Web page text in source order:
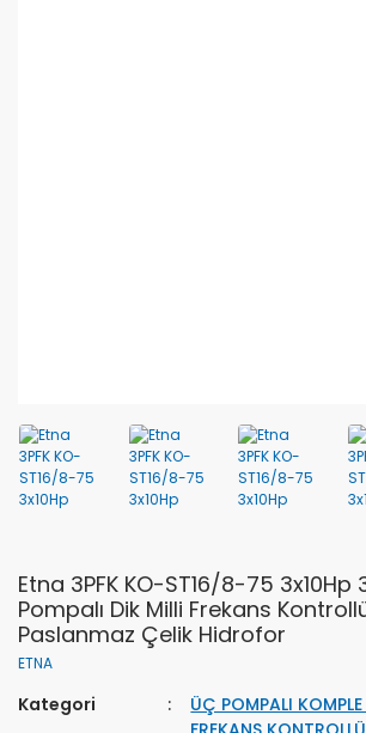
Etna 3PFK KO-ST16/8-75 3x10Hp
Pompalı Dik Milli Frekans
Paslanmaz Çelik Hidrofor
ETNA
Kategori
ÜÇ POMPALI